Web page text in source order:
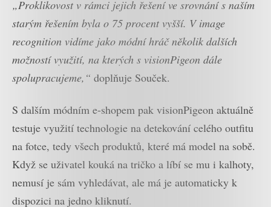
„Proklikovost v rámci jejich řešení ve srovnání s naším
starým řešením byla o 75 procent vyšší. V image
recognition vidíme jako módní hráč několik dalších
možností využití, na kterých s visionPigeon dále
spolupracujeme,“ doplňuje Souček.
S dalším módním e-shopem pak visionPigeon aktuálně
testuje využití technologie na detekování celého outfitu
na fotce, tedy všech produktů, které má model na sobě.
Když se uživatel kouká na tričko a líbí se mu i kalhoty,
nemusí je sám vyhledávat, ale má je automaticky k
dispozici na jedno kliknutí.